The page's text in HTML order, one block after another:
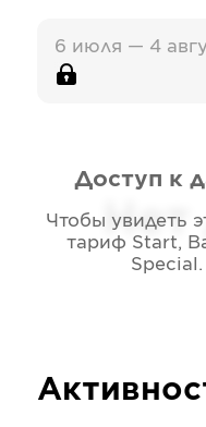
6 июля — 4
Нет
Доступ к
Чтобы увидеть
тариф Start,
Special .